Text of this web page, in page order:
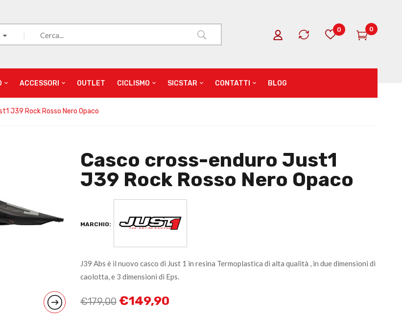
0 0
ACCESSORI OUTLET CICLISMO SICSTAR CONTATTI BLOG
J39 Rock Rosso Nero Opaco
Casco cross-enduro Just1
J39 Rock Rosso Nero Opaco
MARCHIO:
J39 Abs è il nuovo casco di Just 1 in resina Termoplastica di alta qualità , in due dimensioni di
caolotta, e 3 dimensioni di Eps.
€179,00 €149,90